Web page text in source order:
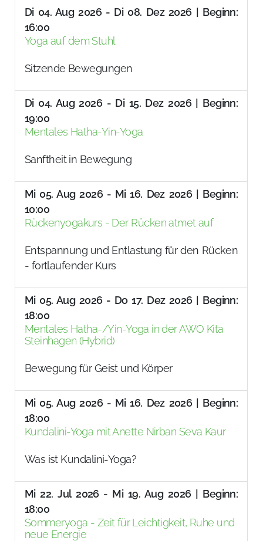
Di 04. Aug 2026 - Di 08. Dez 2026 | Beginn:
16:00
Yoga auf dem Stuhl
Sitzende Bewegungen
Di 04. Aug 2026 - Di 15. Dez 2026 | Beginn:
19:00
Mentales Hatha-Yin-Yoga
Sanftheit in Bewegung
Mi 05. Aug 2026 - Mi 16. Dez 2026 | Beginn:
10:00
Rückenyogakurs - Der Rücken atmet auf
Entspannung und Entlastung für den Rücken
- fortlaufender Kurs
Mi 05. Aug 2026 - Do 17. Dez 2026 | Beginn:
18:00
Mentales Hatha-/Yin-Yoga in der AWO Kita
Steinhagen (Hybrid)
Bewegung für Geist und Körper
Mi 05. Aug 2026 - Mi 16. Dez 2026 | Beginn:
18:00
Kundalini-Yoga mit Anette Nirban Seva Kaur
Was ist Kundalini-Yoga?
Mi 22. Jul 2026 - Mi 19. Aug 2026 | Beginn:
18:00
Sommeryoga - Zeit für Leichtigkeit, Ruhe und
neue Energie